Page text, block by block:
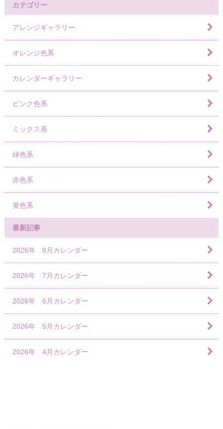
カテゴリー
アレンジギャラリー
オレンジ色系
カレンダーギャラリー
ピンク色系
ミックス系
緑色系
赤色系
黄色系
最新記事
2026年 8月カレンダー
2026年 7月カレンダー
2026年 6月カレンダー
2026年 5月カレンダー
2026年 4月カレンダー